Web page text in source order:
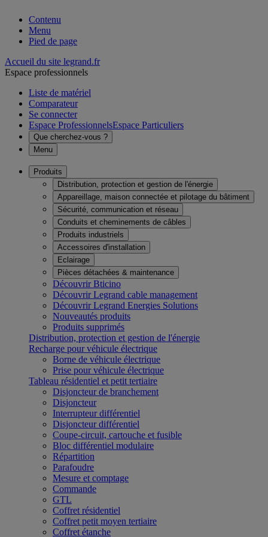
Contenu
Menu
Pied de page
Accueil du site legrand.fr
Espace professionnels
Liste de matériel
Comparateur
Se connecter
Espace ProfessionnelsEspace Particuliers
Que cherchez-vous ?
Menu
Produits
Distribution, protection et gestion de l'énergie
Appareillage, maison connectée et pilotage du bâtiment
Sécurité, communication et réseau
Conduits et cheminements de câbles
Produits industriels
Accessoires d'installation
Eclairage
Pièces détachées & maintenance
Découvrir Bticino
Découvrir Legrand cable management
Découvrir Legrand Energies Solutions
Nouveautés produits
Produits supprimés
Distribution, protection et gestion de l'énergie
Recharge pour véhicule électrique
Borne de véhicule électrique
Prise pour véhicule électrique
Tableau résidentiel et petit tertiaire
Disjoncteur de branchement
Disjoncteur
Interrupteur différentiel
Disjoncteur différentiel
Coupe-circuit, cartouche et fusible
Bloc différentiel modulaire
Répartition
Parafoudre
Mesure et comptage
Commande
GTL
Coffret résidentiel
Coffret petit moyen tertiaire
Coffret étanche